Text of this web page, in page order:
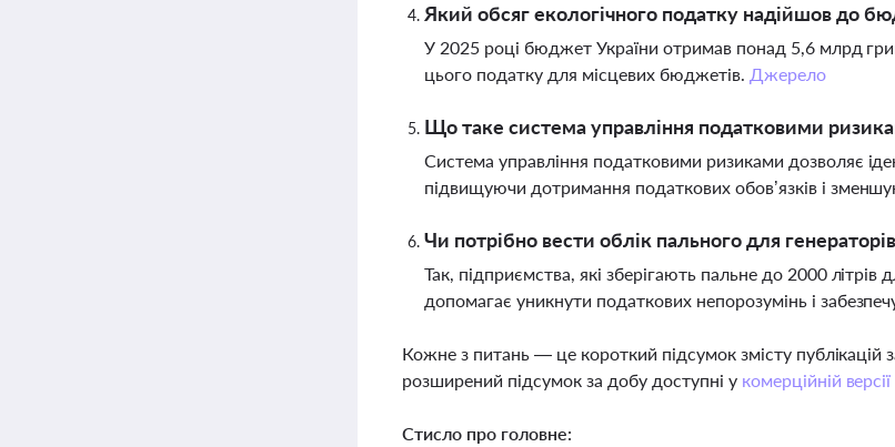
Який обсяг екологічного податку надійшов до
У 2025 році бюджет України отримав понад 5,6 млрд
цього податку для місцевих бюджетів. Джерело
Що таке система управління податковими
Система управління податковими ризиками дозволяє
підвищуючи дотримання податкових обов’язків і
Чи потрібно вести облік пального для
Так, підприємства, які зберігають пальне до 2000
допомагає уникнути податкових непорозумінь і
Кожне з питань — це короткий підсумок змісту
розширений підсумок за добу доступні у комерційній
Стисло про головне: